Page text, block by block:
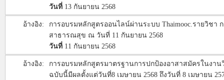
วันที่ 13 กันยายน 2568
อ้างอิง:
การอบรมหลักสูตรออนไลน์ผ่านระบบ Thaimooc.รายวิชา
สาธารณสุข ณ วันที่ 11 กันยายน 2568
วันที่ 11 กันยายน 2568
อ้างอิง:
การอบรมหลักสูตรมาตรฐานการปกป้องอาสาสมัครในงานวิ
ฉบับนี้มีผลตั้งแต่วันที่8 เมษายน 2568 ถึงวันที่ 8 เมษายน